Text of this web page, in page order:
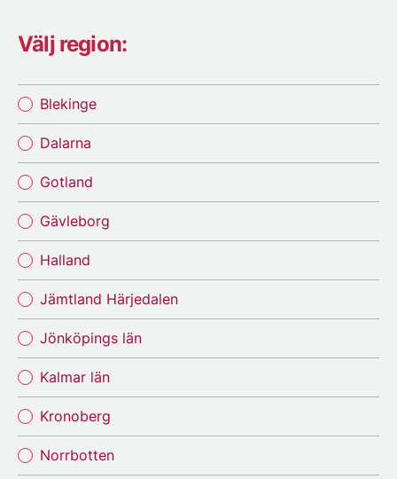
Välj region:
Blekinge
Dalarna
Gotland
Gävleborg
Halland
Jämtland Härjedalen
Jönköpings län
Kalmar län
Kronoberg
Norrbotten